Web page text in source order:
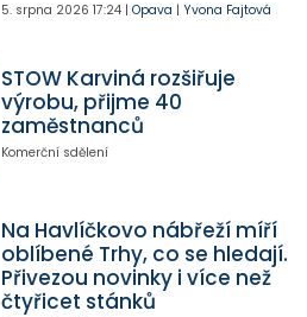
5. srpna 2026 17:24| Opava | Yvona Fajtová
STOW Karviná rozšiřuje
výrobu, přijme 40
zaměstnanců
Komerční sdělení
Na Havlíčkovo nábřeží míří
oblíbené Trhy, co se hledají.
Přivezou novinky i více než
čtyřicet stánků